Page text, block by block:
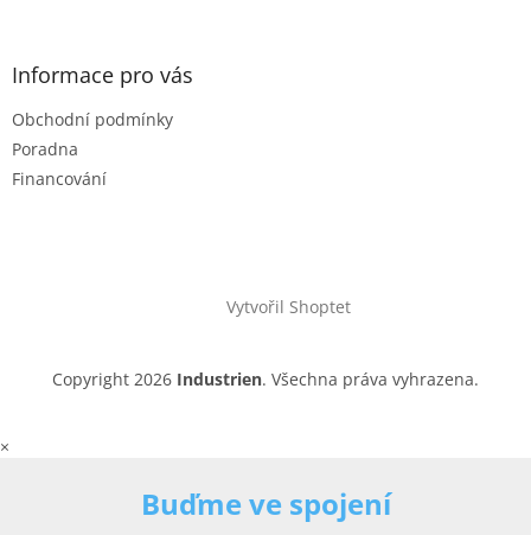
Informace pro vás
Obchodní podmínky
Poradna
Financování
Vytvořil Shoptet
Copyright 2026 Industrien. Všechna práva vyhrazena.
×
Buďme ve spojení